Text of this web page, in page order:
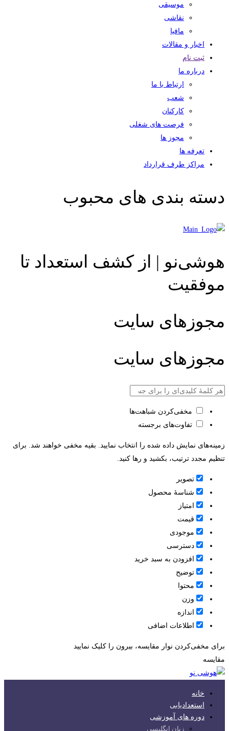
موسیقی
نقاشی
مافیا
اخبار و مقالات
ثبت نام
درباره ما
ارتباط با ما
شعب
کارکنان
فرصت های شغلی
مجوز ها
تعرفه ها
مراکز طرف قرارداد
دسته بندی های محبوب
هوشی‌نو | از کشف استعداد تا
موفقیت
مجوزهای سایت
مجوزهای سایت
مخفی‌کردن شباهت‌ها
تفاوت‌های برجسته
زمینه‌های نمایش داده شده را انتخاب نمایید. بقیه مخفی خواهند شد. برای
تنظیم مجدد ترتیب، بکشید و رها کنید.
تصویر
شناسۀ محصول
امتیاز
قيمت
موجودی
دسترسی
افزودن به سبد خرید
توضیح
محتوا
وزن
اندازه
اطلاعات اضافی
برای مخفی‌کردن نوار مقایسه، بیرون را کلیک نمایید
مقایسه
خانه
استعدادیابی
دوره های آموزشی
زبان انگلیسی